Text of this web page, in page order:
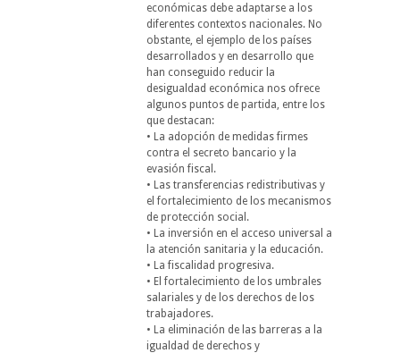
económicas debe adaptarse a los
diferentes contextos nacionales. No
obstante, el ejemplo de los países
desarrollados y en desarrollo que
han conseguido reducir la
desigualdad económica nos ofrece
algunos puntos de partida, entre los
que destacan:
• La adopción de medidas firmes
contra el secreto bancario y la
evasión fiscal.
• Las transferencias redistributivas y
el fortalecimiento de los mecanismos
de protección social.
• La inversión en el acceso universal a
la atención sanitaria y la educación.
• La fiscalidad progresiva.
• El fortalecimiento de los umbrales
salariales y de los derechos de los
trabajadores.
• La eliminación de las barreras a la
igualdad de derechos y